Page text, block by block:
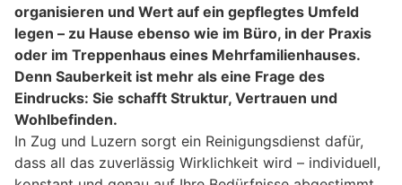
organisieren und Wert auf ein gepflegtes Umfeld
legen – zu Hause ebenso wie im Büro, in der Praxis
oder im Treppenhaus eines Mehrfamilienhauses.
Denn Sauberkeit ist mehr als eine Frage des
Eindrucks: Sie schafft Struktur, Vertrauen und
Wohlbefinden.
In Zug und Luzern sorgt ein Reinigungsdienst dafür,
dass all das zuverlässig Wirklichkeit wird – individuell,